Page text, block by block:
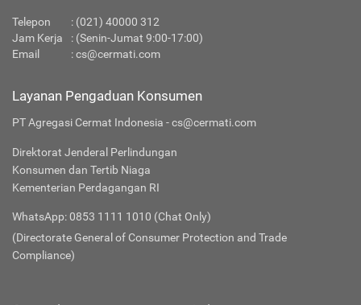
Telepon : (021) 40000 312
Jam Kerja
: (Senin-Jumat 9:00-17:00)
Email
:cs@cermati.com
Layanan Pengaduan Konsumen
PT Agregasi Cermat Indonesia - cs@cermati.com
Direktorat Jenderal Perlindungan
Konsumen dan Tertib Niaga
Kementerian Perdagangan RI
WhatsApp: 0853 1111 1010 (Chat Only)
(Directorate General of Consumer Protection and Trade
Compliance)